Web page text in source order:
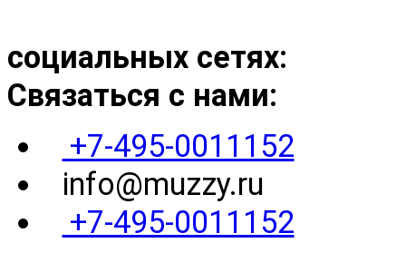
социальных сетях:
Связаться с нами:
+7-495-0011152
info@muzzy.ru
+7-495-0011152